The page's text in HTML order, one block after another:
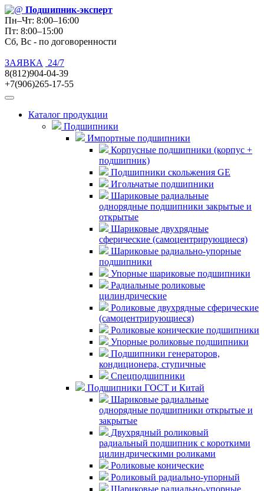
Подшипник-эксперт
Пн–Чт: 8:00–16:00
Пт: 8:00–15:00
Сб, Вс - по договоренности
ЗАЯВКА
24/7
8(812)904-04-39
+7(906)265-17-55
Каталог продукции
Подшипники
Импортные подшипники
Корпусные подшипники (корпус +
подшипник)
Подшипники скольжения GE
Игольчатые подшипники
Шариковые радиальные
однорядные подшипники закрытые и
открытые
Шариковые двухрядные
сферические (самоцентрирующиеся)
Шариковые радиально-упорные
подшипники
Упорные шариковые подшипники
Радиальные роликовые
цилиндрические
Роликовые двухрядные сферические
(самоцентрирующиеся)
Роликовые конические подшипники
Упорные роликовые подшипники
Подшипники генераторов,
кондиционера, ступичные
Спецподшипники
Подшипники ГОСТ и Китай
Шариковые радиальные
однорядные подшипники открытые и
закрытые
Двухрядный роликовый
радиальный подшипник с короткими
цилиндрическими роликами
Роликовые конические
Роликовый радиально-упорный
Шариковые радиально-упорные